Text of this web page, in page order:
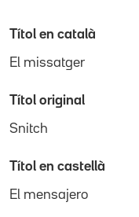
Títol en català
El missatger
Títol original
Snitch
Títol en castellà
El mensajero